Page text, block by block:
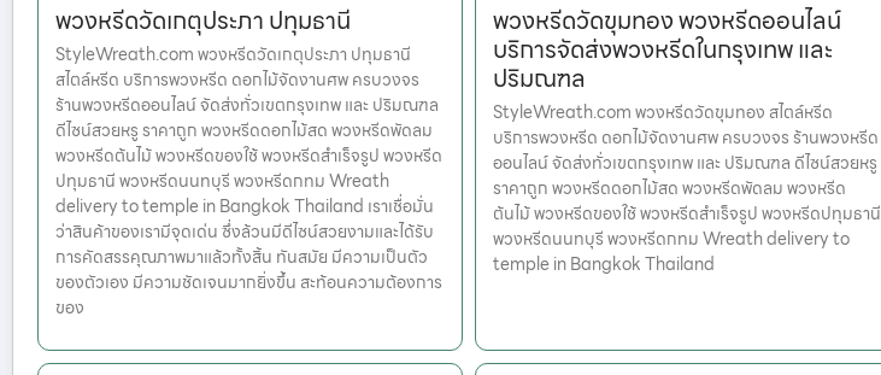
พวงหรีดวัดเกตุประภา ปทุมธานี
StyleWreath.com พวงหรีดวัดเกตุประภา ปทุมธานี
สไตล์หรีด บริการพวงหรีด ดอกไม้จัดงานศพ ครบวงจร
ร้านพวงหรีดออนไลน์ จัดส่งทั่วเขตกรุงเทพ และ ปริมณฑล
ดีไซน์สวยหรู ราคาถูก พวงหรีดดอกไม้สด พวงหรีดพัดลม
พวงหรีดต้นไม้ พวงหรีดของใช้ พวงหรีดสำเร็จรูป พวงหรีด
ปทุมธานี พวงหรีดนนทบุรี พวงหรีดกทม Wreath
delivery to temple in Bangkok Thailand เราเชื่อมั่น
ว่าสินค้าของเรามีจุดเด่น ซึ่งล้วนมีดีไซน์สวยงามและได้รับ
การคัดสรรคุณภาพมาแล้วทั้งสิ้น ทันสมัย มีความเป็นตัว
ของตัวเอง มีความชัดเจนมากยิ่งขึ้น สะท้อนความต้องการ
ของ
พวงหรีดวัดขุมทอง พวงหรีดออนไลน์
บริการจัดส่งพวงหรีดในกรุงเทพ และ
ปริมณฑล
StyleWreath.com พวงหรีดวัดขุมทอง สไตล์หรีด
บริการพวงหรีด ดอกไม้จัดงานศพ ครบวงจร ร้านพวงหรีด
ออนไลน์ จัดส่งทั่วเขตกรุงเทพ และ ปริมณฑล ดีไซน์สวยหรู
ราคาถูก พวงหรีดดอกไม้สด พวงหรีดพัดลม พวงหรีด
ต้นไม้ พวงหรีดของใช้ พวงหรีดสำเร็จรูป พวงหรีดปทุมธานี
พวงหรีดนนทบุรี พวงหรีดกทม Wreath delivery to
temple in Bangkok Thailand